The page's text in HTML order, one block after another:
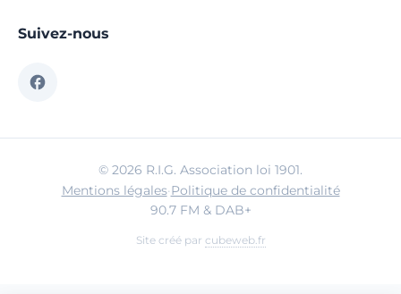
Suivez-nous
© 2026 R.I.G. Association loi 1901.
Mentions légales·Politique de confidentialité
90.7 FM & DAB+
Site créé par cubeweb.fr